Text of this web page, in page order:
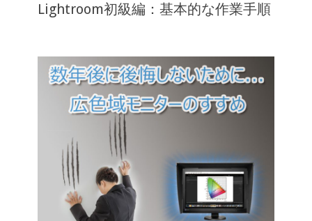
Lightroom初級編：基本的な作業手順